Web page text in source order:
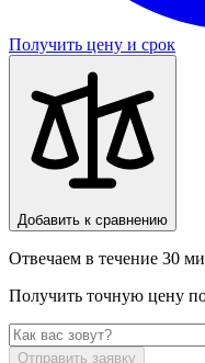
Получить цену и срок
Добавить к сравнению
Отвечаем в течение 30
Получить точную цену
Отправить заявку